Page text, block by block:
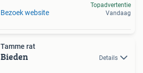
Bezoek website
Topadvertentie
Vandaag
Tamme rat
Bieden Details